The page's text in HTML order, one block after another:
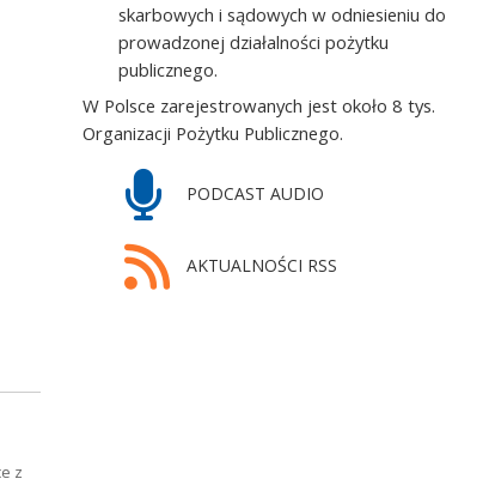
skarbowych i sądowych w odniesieniu do
prowadzonej działalności pożytku
publicznego.
W Polsce zarejestrowanych jest około 8 tys.
Organizacji Pożytku Publicznego.
PODCAST AUDIO
AKTUALNOŚCI RSS
z